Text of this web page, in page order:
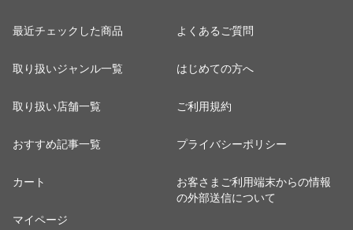
最近チェックした商品
取り扱いジャンル一覧
取り扱い店舗一覧
おすすめ記事一覧
カート
マイページ
よくあるご質問
はじめての方へ
ご利用規約
プライバシーポリシー
お客さまご利用端末からの情報
の外部送信について